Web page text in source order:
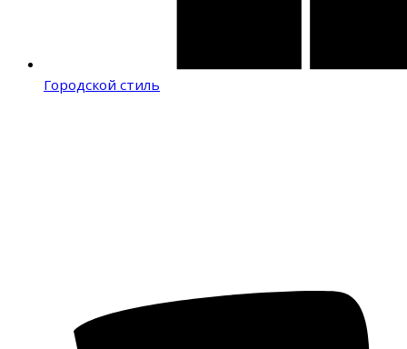
Городской стиль